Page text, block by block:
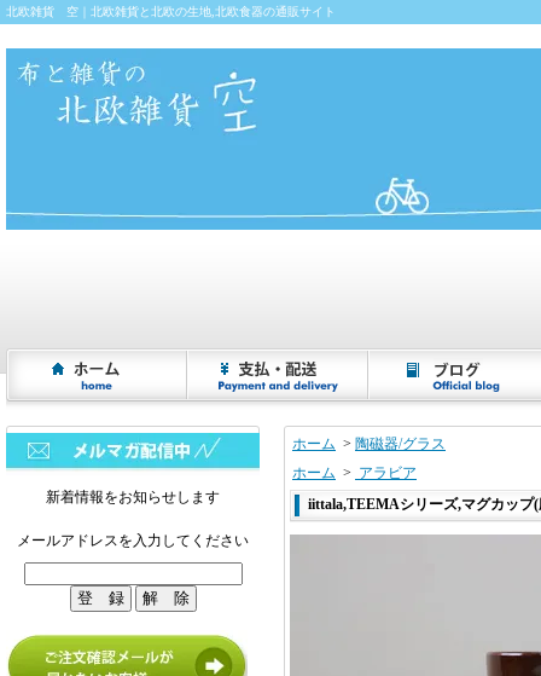
北欧雑貨 空｜北欧雑貨と北欧の生地,北欧食器の通販サイト
新着情報をお知らせします
メールアドレスを入力してください
ホーム > 陶磁器/グラス
ホーム > アラビア
iittala,TEEMAシリーズ,マグカップ(